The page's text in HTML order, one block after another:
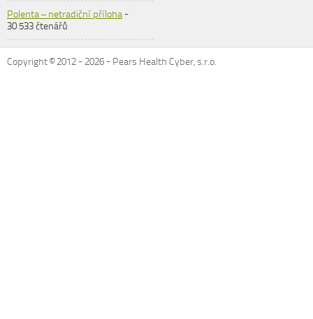
Polenta – netradiční příloha-
30 533 čtenářů
Copyright © 2012 -2026 - Pears Health Cyber, s.r.o.